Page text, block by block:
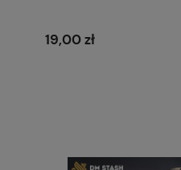
19,00 zł